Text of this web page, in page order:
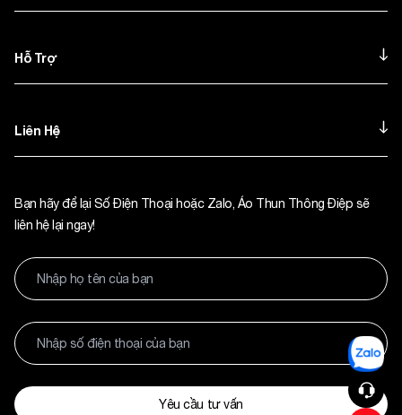
Hỗ Trợ
Liên Hệ
Bạn hãy để lại Số Điện Thoại hoặc Zalo, Áo Thun Thông Điệp sẽ
liên hệ lại ngay!
Yêu cầu tư vấn